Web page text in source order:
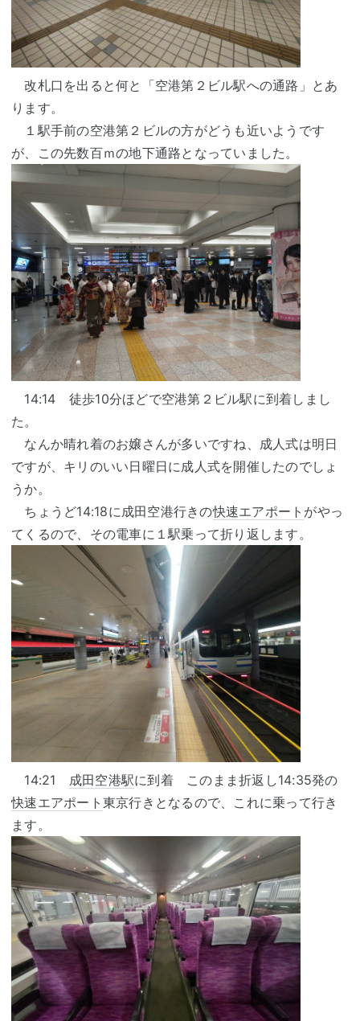
改札口を出ると何と「空港第２ビル駅への通路」とあ
ります。
１駅手前の空港第２ビルの方がどうも近いようです
が、この先数百ｍの地下通路となっていました。
14:14 徒歩10分ほどで空港第２ビル駅に到着しまし
た。
なんか晴れ着のお嬢さんが多いですね、成人式は明日
ですが、キリのいい日曜日に成人式を開催したのでしょ
うか。
ちょうど14:18に成田空港行きの快速エアポート がやっ
てくるので、その電車に１駅乗って折り返します。
14:21 成田空港駅に到着 このまま折返し14:35発の
快速エアポート 東京行きとなるので、これに乗って行き
ます。